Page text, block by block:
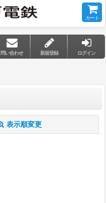
カート
問い合わせ 新規登録 ログイン
表示順変更